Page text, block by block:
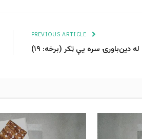
دین‌باورۍ سره یې ټکر (برخه: ۱۹)